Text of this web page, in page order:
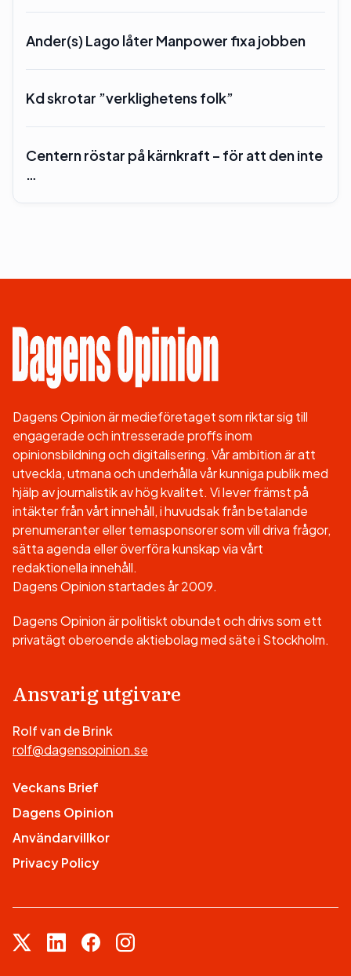
Ander(s) Lago låter Manpower fixa jobben
Kd skrotar ”verklighetens folk”
Centern röstar på kärnkraft – för att den inte
…
Dagens Opinion är medieföretaget som riktar sig till
engagerade och intresserade proffs inom
opinionsbildning och digitalisering. Vår ambition är att
utveckla, utmana och underhålla vår kunniga publik med
hjälp av journalistik av hög kvalitet. Vi lever främst på
intäkter från vårt innehåll, i huvudsak från betalande
prenumeranter eller temasponsorer som vill driva frågor,
sätta agenda eller överföra kunskap via vårt
redaktionella innehåll.
Dagens Opinion startades år 2009.
Dagens Opinion är politiskt obundet och drivs som ett
privatägt oberoende aktiebolag med säte i Stockholm.
Ansvarig utgivare
Rolf van de Brink
rolf@dagensopinion.se
Veckans Brief
Dagens Opinion
Användarvillkor
Privacy Policy